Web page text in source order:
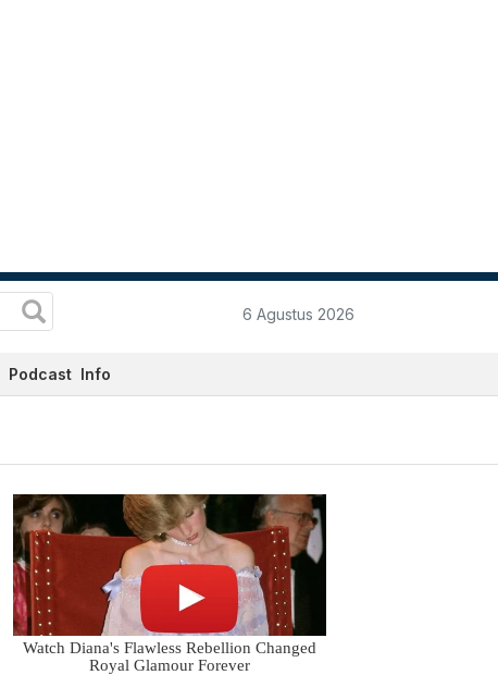
6 Agustus 2026
Podcast Info